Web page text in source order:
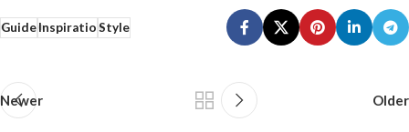
GuideInspiratioStyle
Newer Older